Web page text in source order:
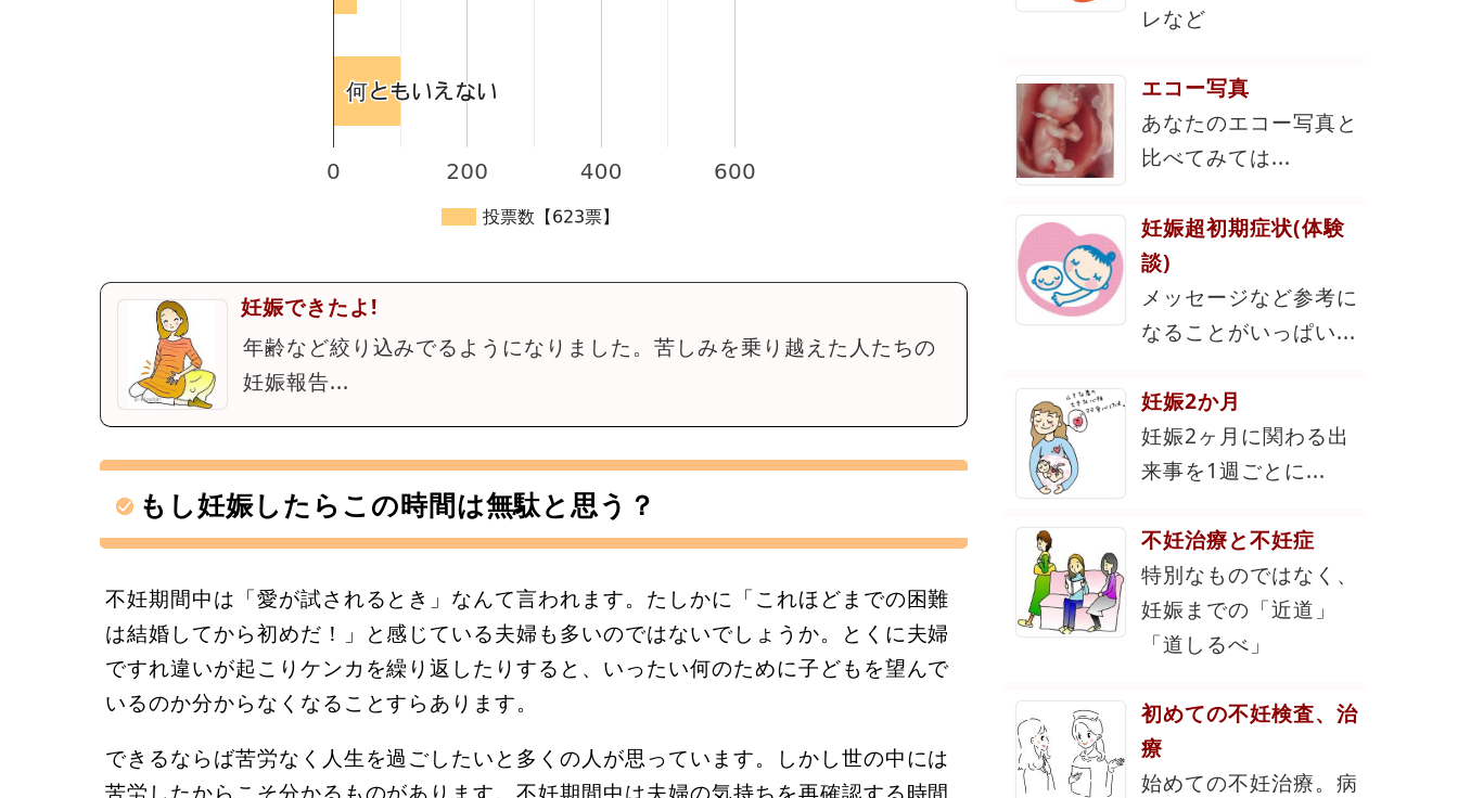
妊娠できたよ!
年齢など絞り込みでるようになりました。苦しみを乗り越えた人たちの
妊娠報告...
もし妊娠したらこの時間は無駄と思う？
不妊期間中は「愛が試されるとき」なんて言われます。たしかに「これほどまでの困難
は結婚してから初めだ！」と感じている夫婦も多いのではないでしょうか。とくに夫婦
ですれ違いが起こりケンカを繰り返したりすると、いったい何のために子どもを望んで
いるのか分からなくなることすらあります。
できるならば苦労なく人生を過ごしたいと多くの人が思っています。しかし世の中には
苦労したからこそ分かるものがあります。不妊期間中は夫婦の気持ちを再確認する時間
レなど
エコー写真
あなたのエコー写真と
比べてみては...
妊娠超初期症状(体験
談)
メッセージなど参考に
なることがいっぱい...
妊娠2か月
妊娠2ヶ月に関わる出
来事を1週ごとに...
不妊治療と不妊症
特別なものではなく、
妊娠までの「近道」
「道しるべ」
初めての不妊検査、治
療
始めての不妊治療。病